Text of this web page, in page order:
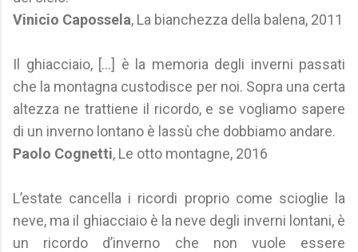
Vinicio Capossela, La bianchezza della balena, 2011
Il ghiacciaio, [...] è la memoria degli inverni passati
che la montagna custodisce per noi. Sopra una certa
altezza ne trattiene il ricordo, e se vogliamo sapere
di un inverno lontano è lassù che dobbiamo andare.
Paolo Cognetti, Le otto montagne, 2016
L’estate cancella i ricordi proprio come scioglie la
neve, ma il ghiacciaio è la neve degli inverni lontani, è
un ricordo d’inverno che non vuole essere